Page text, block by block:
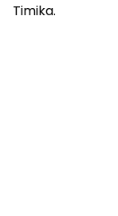
Timika.